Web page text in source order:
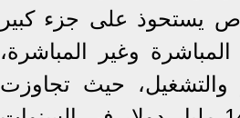
يستحوذ على جزء كبير
وغير المباشرة،
والتشغيل، حيث تجاوزت